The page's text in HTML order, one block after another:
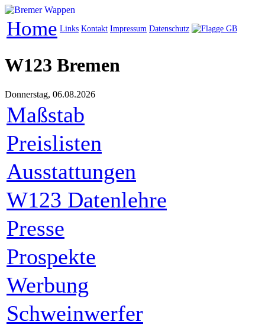
Home Links Kontakt Impressum Datenschutz
W123 Bremen
Donnerstag, 06.08.2026
Maßstab
Preislisten
Ausstattungen
W123 Datenlehre
Presse
Prospekte
Werbung
Schweinwerfer